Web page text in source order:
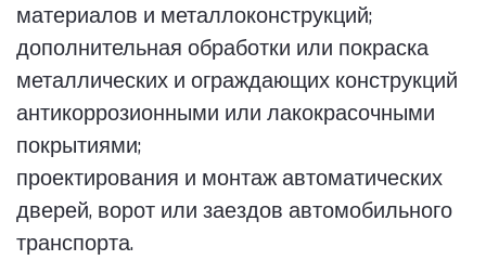
материалов и металлоконструкций;
дополнительная обработки или покраска
металлических и ограждающих конструкций
антикоррозионными или лакокрасочными
покрытиями;
проектирования и монтаж автоматических
дверей, ворот или заездов автомобильного
транспорта.